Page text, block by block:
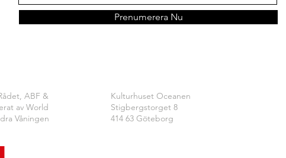
Prenumerera Nu
ABF &
av World
Våningen
Kulturhuset Oceanen
Stigbergstorget 8
414 63 Göteborg